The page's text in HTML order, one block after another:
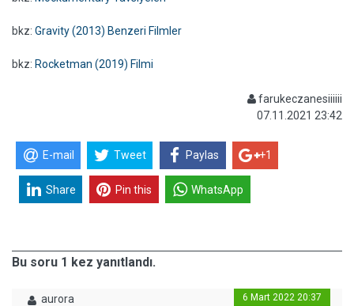
bkz: Gravity (2013) Benzeri Filmler
bkz: Rocketman (2019) Filmi
farukeczanesiiiiii
07.11.2021 23:42
E-mail Tweet Paylas +1
Share Pin this WhatsApp
Bu soru 1 kez yanıtlandı.
aurora 6 Mart 2022 20:37